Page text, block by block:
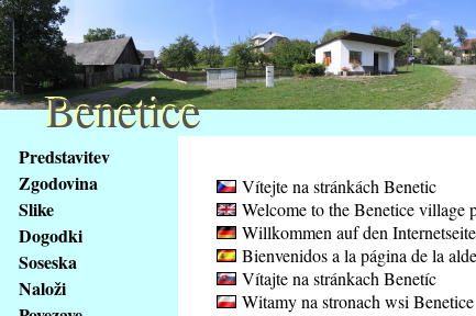
obsah
stránky
Klávesové
zkratky
tomto
webu
Predstavitev
Zgodovina
Slike
Dogodki
Soseska
Naloži
Vítejte na stránkách Benetic
Welcome to the Benetice village
Willkommen auf den
Bienvenidos a la página de la
Vítajte na stránkach Benetíc
Witamy na stronach wsi Benetice
Benetice
Benetice